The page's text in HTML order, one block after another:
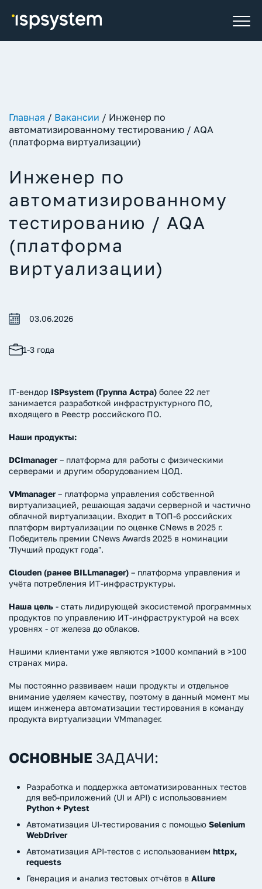
Главная / Вакансии / Инженер по
автоматизированному тестированию / AQA
(платформа виртуализации)
Инженер по
автоматизированному
тестированию / AQA
(платформа
виртуализации)
03.06.2026
IT-вендор ISPsystem (Группа Астра) более 22 лет
занимается разработкой инфраструктурного ПО,
входящего в Реестр российского ПО.
Наши продукты:
DCImanager– платформа для работы с физическими
серверами и другим оборудованием ЦОД.
VMmanager– платформа управления собственной
виртуализацией, решающая задачи серверной и частично
облачной виртуализации. Входит в ТОП-6 российских
платформ виртуализации по оценке CNews в 2025 г.
Победитель премии CNews Awards 2025 в номинации
"Лучший продукт года".
Clouden (ранее BILLmanager) – платформа управления и
учёта потребления ИТ-инфраструктуры.
Наша цель - стать лидирующей экосистемой программных
продуктов по управлению ИТ-инфраструктурой на всех
уровнях - от железа до облаков.
Нашими клиентами уже являются >1000 компаний в >100
странах мира.
Мы постоянно развиваем наши продукты и отдельное
внимание уделяем качеству, поэтому в данный момент мы
ищем инженера автоматизации тестирования в команду
продукта виртуализации VMmanager.
ОСНОВНЫЕ ЗАДАЧИ:
Разработка и поддержка автоматизированных тестов
для веб-приложений (UI и API) с использованием
Python + Pytest
Автоматизация UI-тестирования с помощью Selenium
WebDriver
Автоматизация API-тестов с использованием httpx,
requests
Генерация и анализ тестовых отчётов в Allure
1-3 года